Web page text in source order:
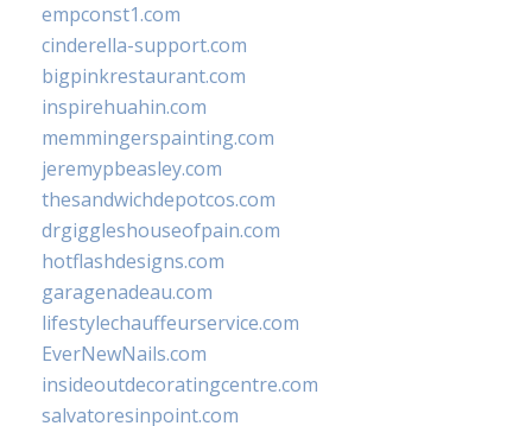
empconst1.com
cinderella-support.com
bigpinkrestaurant.com
inspirehuahin.com
memmingerspainting.com
jeremypbeasley.com
thesandwichdepotcos.com
drgiggleshouseofpain.com
hotflashdesigns.com
garagenadeau.com
lifestylechauffeurservice.com
EverNewNails.com
insideoutdecoratingcentre.com
salvatoresinpoint.com